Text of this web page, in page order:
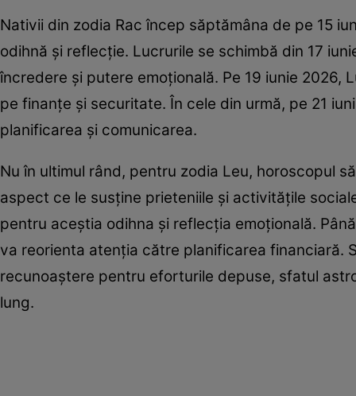
Nativii din zodia Rac încep săptămâna de pe 15
odihnă și reflecție. Lucrurile se schimbă din 17
încredere și putere emoțională. Pe 19 iunie
pe finanțe și securitate. În cele din urmă, pe 21
planificarea și comunicarea.
Nu în ultimul rând, pentru zodia Leu, horoscopul
aspect ce le susține prieteniile și activitățile
pentru aceștia odihna și reflecția emoțională.
va reorienta atenția către planificarea financiară.
recunoaștere pentru eforturile depuse, sfatul
lung.